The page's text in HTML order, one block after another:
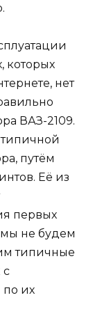
которых
нет
ВАЗ-2109.
путём
Её из
первых
мы не будем
типичные
с
их